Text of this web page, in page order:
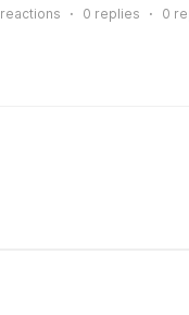
reactions 0 replies 0